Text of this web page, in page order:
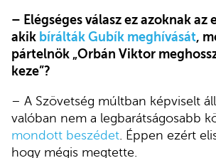
– Elégséges válasz ez azoknak az
akik bírálták Gubík meghívását,
pártelnök „Orbán Viktor
keze”?
– A Szövetség múltban képviselt
valóban nem a legbarátságosabb
mondott beszédet . Éppen ezért
hogy mégis megtette.